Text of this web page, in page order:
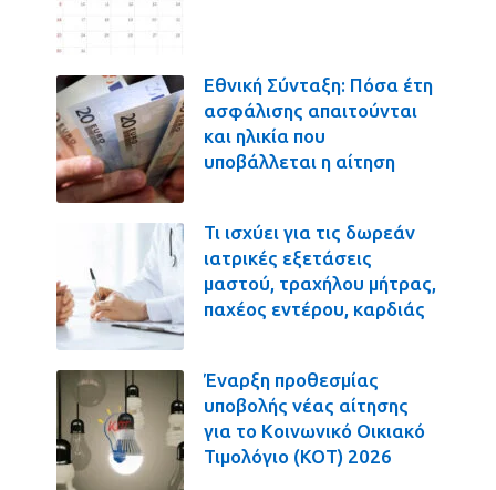
Εθνική Σύνταξη: Πόσα έτη
ασφάλισης απαιτούνται
και ηλικία που
υποβάλλεται η αίτηση
Τι ισχύει για τις δωρεάν
ιατρικές εξετάσεις
μαστού, τραχήλου μήτρας,
παχέος εντέρου, καρδιάς
Έναρξη προθεσμίας
υποβολής νέας αίτησης
για το Κοινωνικό Οικιακό
Τιμολόγιο (ΚΟΤ) 2026